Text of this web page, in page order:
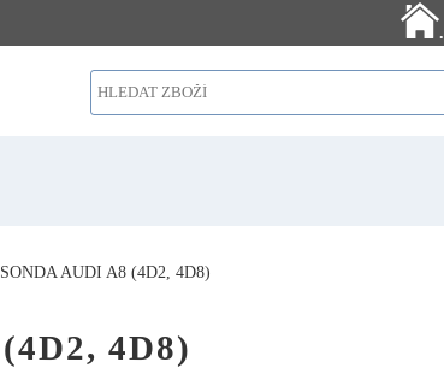
.
AUDI A8 (4D2, 4D8)
4D8)